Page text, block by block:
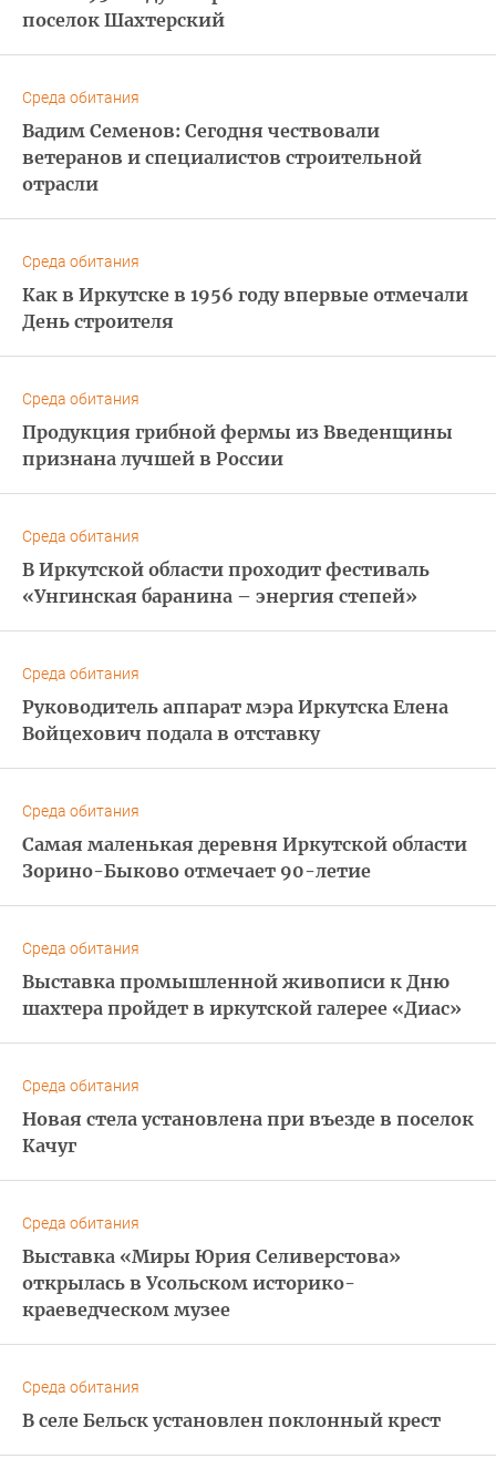
поселок Шахтерский
Среда обитания
Вадим Семенов: Сегодня чествовали
ветеранов и специалистов строительной
отрасли
Среда обитания
Как в Иркутске в 1956 году впервые отмечали
День строителя
Среда обитания
Продукция грибной фермы из Введенщины
признана лучшей в России
Среда обитания
В Иркутской области проходит фестиваль
«Унгинская баранина – энергия степей»
Среда обитания
Руководитель аппарат мэра Иркутска Елена
Войцехович подала в отставку
Среда обитания
Самая маленькая деревня Иркутской области
Зорино-Быково отмечает 90-летие
Среда обитания
Выставка промышленной живописи к Дню
шахтера пройдет в иркутской галерее «Диас»
Среда обитания
Новая стела установлена при въезде в поселок
Качуг
Среда обитания
Выставка «Миры Юрия Селиверстова»
открылась в Усольском историко-
краеведческом музее
Среда обитания
В селе Бельск установлен поклонный крест